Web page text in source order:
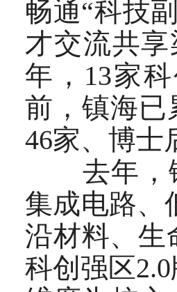
畅通“科技
才交流共
年，13家
前，镇海已
46家、博士
去年，镇
集成电路、
沿材料、生
科创强区